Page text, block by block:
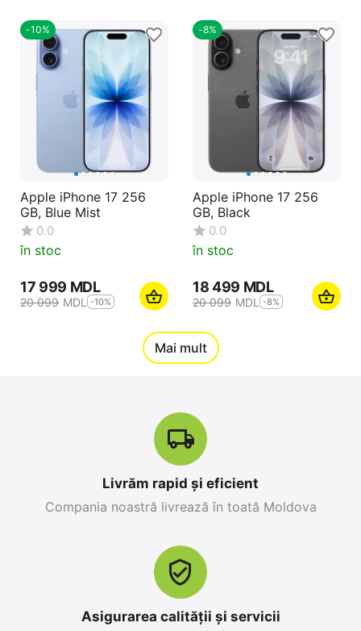
-10%
Apple iPhone 17 256
GB, Blue Mist
0.0
în stoc
17 999 MDL
20 099 MDL -10%
-8%
Apple iPhone 17 256
GB, Black
0.0
în stoc
18 499 MDL
20 099 MDL -8%
Apple iPhone 17 Pro
MDL
MDL -12%
-10%
Apple iPhone 17 Pro
în stoc
28 299 MDL -10%
Mai mult
Livrăm rapid și eficient
Compania noastră livrează în toată Moldova
Asigurarea calității și servicii